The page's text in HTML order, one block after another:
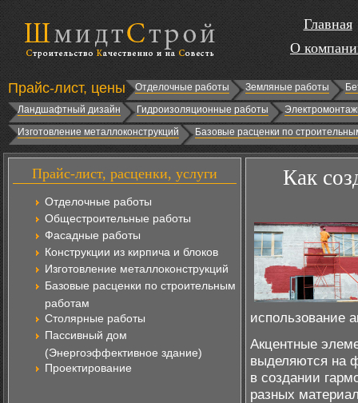
Главная
О
Прайс-лист, цены Отделочные работы Земляные работы
Ландшафтный дизайн
Гидроизоляционные работы
Изготовление металлоконструкций
Базовые расценки по
Прайс-лист, расценки, услуги
Отделочные работы
Общестроительные работы
Фасадные работы
Конструкции из кирпича и блоков
Изготовление металлоконструкций
Базовые расценки по строительным
работам
Столярные работы
Пассивный дом
(Энергоэффективное здание)
Проектирование
Как
использование
Акцентные
выделяются на
в создании
разных